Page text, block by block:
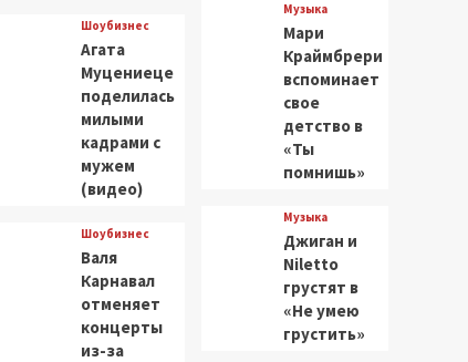
Шоубизнес
Агата
Муцениеце
поделилась
милыми
кадрами с
мужем
(видео)
Шоубизнес
Валя
Карнавал
отменяет
концерты
из-за
Музыка
Мари
Краймбрери
вспоминает
свое
детство в
«Ты
помнишь»
Музыка
Джиган и
Niletto
грустят в
«Не умею
грустить»